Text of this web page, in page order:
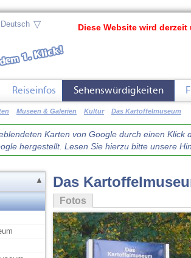
Karten von Google durch einen
hergestellt. Lesen Sie hierzu bitte unsere
Das
Fotos
▲
Diese Website wird
▽
Museen & Galerien Kultur Das Kartoffelmuseum
Reiseinfos Sehenswürdigkeiten